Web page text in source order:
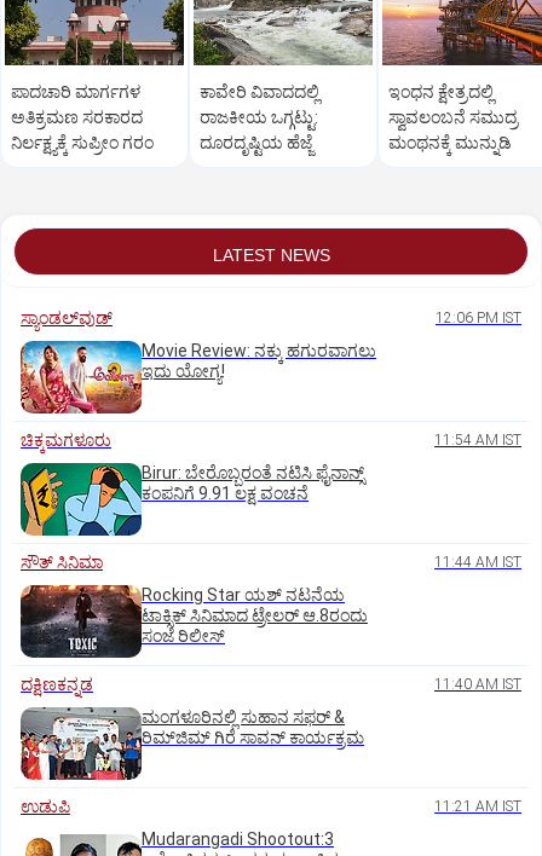
ಪಾದಚಾರಿ ಮಾರ್ಗಗಳ
ಅತಿಕ್ರಮಣ ಸರಕಾರದ
ನಿರ್ಲಕ್ಷ್ಯಕ್ಕೆ ಸುಪ್ರೀಂ ಗರಂ
ಕಾವೇರಿ ವಿವಾದದಲ್ಲಿ
ರಾಜಕೀಯ ಒಗ್ಗಟ್ಟು:
ದೂರದೃಷ್ಟಿಯ ಹೆಜ್ಜೆ
ಇಂಧನ ಕ್ಷೇತ್ರದಲ್ಲಿ
ಸ್ವಾವಲಂಬನೆ ಸಮುದ್ರ
ಮಂಥನಕ್ಕೆ ಮುನ್ನುಡಿ
LATEST NEWS
ಸ್ಯಾಂಡಲ್‌ವುಡ್‌ 12:06 PM IST
Movie Review: ನಕ್ಕು ಹಗುರವಾಗಲು
ಇದು ಯೋಗ್ಯ!
ಚಿಕ್ಕಮಗಳೂರು 11:54 AM IST
Birur: ಬೇರೊಬ್ಬರಂತೆ ನಟಿಸಿ ಫೈನಾನ್ಸ್
ಕಂಪನಿಗೆ 9.91 ಲಕ್ಷ ವಂಚನೆ
ಸೌತ್‌ ಸಿನಿಮಾ 11:44 AM IST
Rocking Star ಯಶ್‌ ನಟನೆಯ
ಟಾಕ್ಸಿಕ್‌ ಸಿನಿಮಾದ ಟ್ರೇಲರ್‌ ಆ.8ರಂದು
ಸಂಜೆ ರಿಲೀಸ್
ದಕ್ಷಿಣಕನ್ನಡ 11:40 AM IST
ಮಂಗಳೂರಿನಲ್ಲಿ ಸುಹಾನ ಸಫರ್ &
ರಿಮ್‌ಜಿಮ್ ಗಿರೆ ಸಾವನ್ ಕಾರ್ಯಕ್ರಮ
ಉಡುಪಿ 11:21 AM IST
Mudarangadi Shootout:‌3